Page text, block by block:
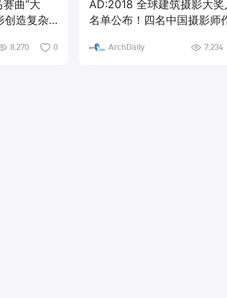
曲”大
创造复杂
8,270 0
AD:2018 全球建筑摄影大奖
名单公布！四名中国摄影师
ArchDaily 7,234